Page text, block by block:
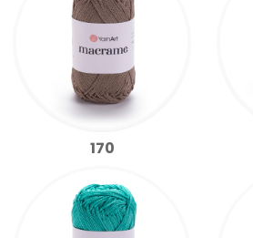
170